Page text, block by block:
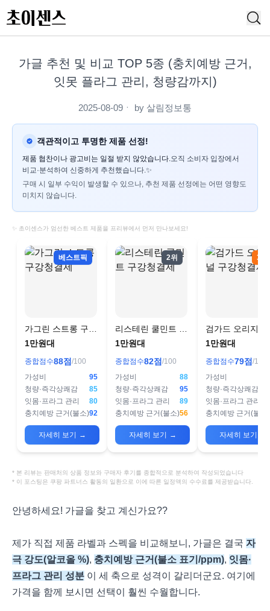
가글 추천 및 비교 TOP 5종 (충치예방 근거,
잇못 플라그 관리, 청량감까지)
2025-08-09 ㆍ by 살림정보통
객관적이고 투명한 제품 선정!
제품 협찬이나 광고비는 일절 받지 않았습니다.오직 소비자 입장에서
비교·분석하여 신중하게 추천했습니다.✨
구매 시 일부 수익이 발생할 수 있으나, 추천 제품 선정에는 어떤 영향도
미치지 않습니다.
✨ 초이센스가 엄선한 베스트 제품을 프리뷰에서 먼저 만나보세요!
베스트픽
가그린 스트롱 구강
청결제
1만원대
종합점수88점 /100
가성비
95
청량·즉각상쾌감
85
잇몸·프라그 관리
80
충치예방 근거(불소)92
자세히 보기 →
2위
리스테린 쿨민트 구
강청결제
1만원대
종합점수82점 /100
가성비
88
청량·즉각상쾌감
95
잇몸·프라그 관리
89
충치예방 근거(불소)56
자세히 보기 →
3위
검가드 오리지널
강청결제
1만원대
종합점수79점 /100
가성비
청량·즉각상쾌감
잇몸·프라그 관리
충치예방 근거(불소)
자세히 보기
* 본 리뷰는 판매처의 상품 정보와 구매자 후기를 종합적으로 분석하여 작성되었습니다
* 이 포스팅은 쿠팡 파트너스 활동의 일환으로 이에 따른 일정액의 수수료를 제공받습니다.
안녕하세요! 가글을 찾고 계신가요??
제가 직접 제품 라벨과 스펙을 비교해보니, 가글은 결국 자
극 강도(알코올 %), 충치예방 근거(불소 표기/ppm), 잇몸·
프라그 관리 성분 이 세 축으로 성격이 갈리더군요. 여기에
가격을 함께 보시면 선택이 훨씬 수월합니다.